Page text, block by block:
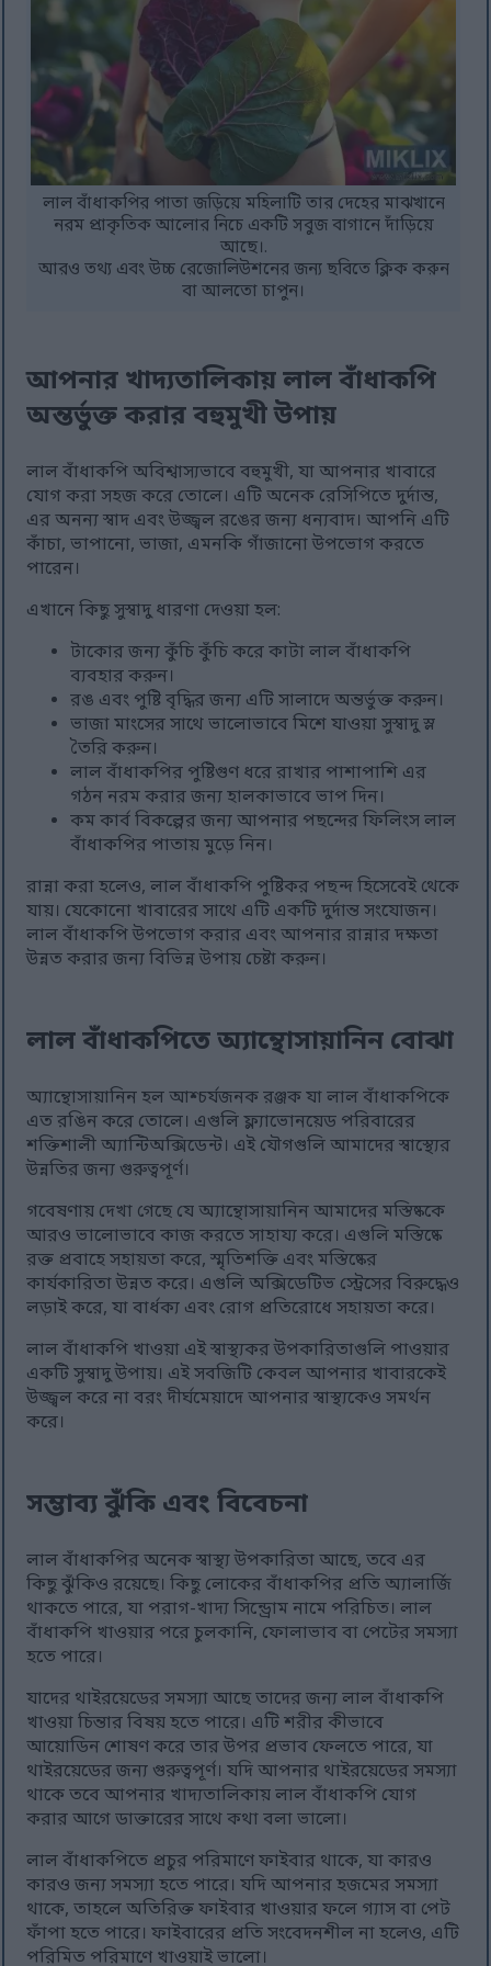
লাল বাঁধাকপির পাতা জড়িয়ে মহিলাটি তার দেহের মাঝখানে
নরম প্রাকৃতিক আলোর নিচে একটি সবুজ বাগানে দাঁড়িয়ে
আছে।.
আরও তথ্য এবং উচ্চ রেজোলিউশনের জন্য ছবিতে ক্লিক করুন
বা আলতো চাপুন।
আপনার খাদ্যতালিকায় লাল বাঁধাকপি
অন্তর্ভুক্ত করার বহুমুখী উপায়
লাল বাঁধাকপি অবিশ্বাস্যভাবে বহুমুখী, যা আপনার খাবারে
যোগ করা সহজ করে তোলে। এটি অনেক রেসিপিতে দুর্দান্ত,
এর অনন্য স্বাদ এবং উজ্জ্বল রঙের জন্য ধন্যবাদ। আপনি এটি
কাঁচা, ভাপানো, ভাজা, এমনকি গাঁজানো উপভোগ করতে
পারেন।
এখানে কিছু সুস্বাদু ধারণা দেওয়া হল:
টাকোর জন্য কুঁচি কুঁচি করে কাটা লাল বাঁধাকপি
ব্যবহার করুন।
রঙ এবং পুষ্টি বৃদ্ধির জন্য এটি সালাদে অন্তর্ভুক্ত করুন।
ভাজা মাংসের সাথে ভালোভাবে মিশে যাওয়া সুস্বাদু স্ল
তৈরি করুন।
লাল বাঁধাকপির পুষ্টিগুণ ধরে রাখার পাশাপাশি এর
গঠন নরম করার জন্য হালকাভাবে ভাপ দিন।
কম কার্ব বিকল্পের জন্য আপনার পছন্দের ফিলিংস লাল
বাঁধাকপির পাতায় মুড়ে নিন।
রান্না করা হলেও, লাল বাঁধাকপি পুষ্টিকর পছন্দ হিসেবেই থেকে
যায়। যেকোনো খাবারের সাথে এটি একটি দুর্দান্ত সংযোজন।
লাল বাঁধাকপি উপভোগ করার এবং আপনার রান্নার দক্ষতা
উন্নত করার জন্য বিভিন্ন উপায় চেষ্টা করুন।
লাল বাঁধাকপিতে অ্যান্থোসায়ানিন বোঝা
অ্যান্থোসায়ানিন হল আশ্চর্যজনক রঞ্জক যা লাল বাঁধাকপিকে
এত রঙিন করে তোলে। এগুলি ফ্ল্যাভোনয়েড পরিবারের
শক্তিশালী অ্যান্টিঅক্সিডেন্ট। এই যৌগগুলি আমাদের স্বাস্থ্যের
উন্নতির জন্য গুরুত্বপূর্ণ।
গবেষণায় দেখা গেছে যে অ্যান্থোসায়ানিন আমাদের মস্তিষ্ককে
আরও ভালোভাবে কাজ করতে সাহায্য করে। এগুলি মস্তিষ্কে
রক্ত প্রবাহে সহায়তা করে, স্মৃতিশক্তি এবং মস্তিষ্কের
কার্যকারিতা উন্নত করে। এগুলি অক্সিডেটিভ স্ট্রেসের বিরুদ্ধেও
লড়াই করে, যা বার্ধক্য এবং রোগ প্রতিরোধে সহায়তা করে।
লাল বাঁধাকপি খাওয়া এই স্বাস্থ্যকর উপকারিতাগুলি পাওয়ার
একটি সুস্বাদু উপায়। এই সবজিটি কেবল আপনার খাবারকেই
উজ্জ্বল করে না বরং দীর্ঘমেয়াদে আপনার স্বাস্থ্যকেও সমর্থন
করে।
সম্ভাব্য ঝুঁকি এবং বিবেচনা
লাল বাঁধাকপির অনেক স্বাস্থ্য উপকারিতা আছে, তবে এর
কিছু ঝুঁকিও রয়েছে। কিছু লোকের বাঁধাকপির প্রতি অ্যালার্জি
থাকতে পারে, যা পরাগ-খাদ্য সিন্ড্রোম নামে পরিচিত। লাল
বাঁধাকপি খাওয়ার পরে চুলকানি, ফোলাভাব বা পেটের সমস্যা
হতে পারে।
যাদের থাইরয়েডের সমস্যা আছে তাদের জন্য লাল বাঁধাকপি
খাওয়া চিন্তার বিষয় হতে পারে। এটি শরীর কীভাবে
আয়োডিন শোষণ করে তার উপর প্রভাব ফেলতে পারে, যা
থাইরয়েডের জন্য গুরুত্বপূর্ণ। যদি আপনার থাইরয়েডের সমস্যা
থাকে তবে আপনার খাদ্যতালিকায় লাল বাঁধাকপি যোগ
করার আগে ডাক্তারের সাথে কথা বলা ভালো।
লাল বাঁধাকপিতে প্রচুর পরিমাণে ফাইবার থাকে, যা কারও
কারও জন্য সমস্যা হতে পারে। যদি আপনার হজমের সমস্যা
থাকে, তাহলে অতিরিক্ত ফাইবার খাওয়ার ফলে গ্যাস বা পেট
ফাঁপা হতে পারে। ফাইবারের প্রতি সংবেদনশীল না হলেও, এটি
পরিমিত পরিমাণে খাওয়াই ভালো।